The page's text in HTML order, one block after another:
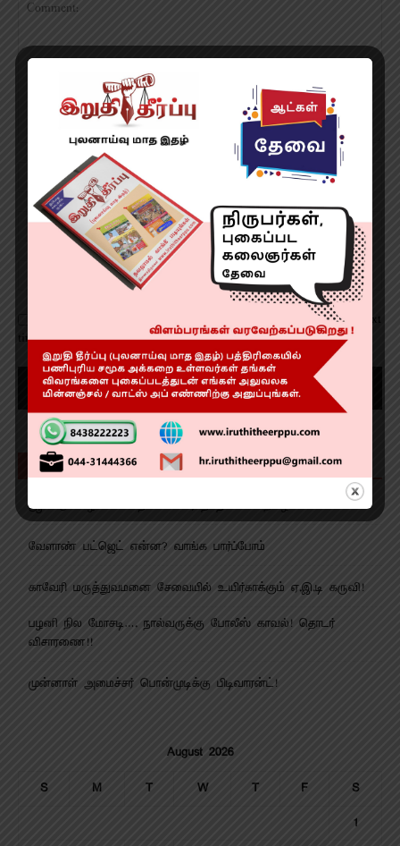
Save my name, email, and website in this browser for the next
time I comment.
Recent Posts
ஆண்டு விழாவில் சிறப்பான கராத்தே சாகச நிகழ்ச்சி!
வேளாண் பட்ஜெட் என்ன? வாங்க பார்ப்போம்
காவேரி மருத்துவமனை சேவையில் உயிர்காக்கும் ஏ.இ.டி கருவி!
பழனி நில மோசடி…. நால்வருக்கு போலீஸ் காவல்! தொடர்
விசாரணை!!
முன்னாள் அமைச்சர் பொன்முடிக்கு பிடிவாரன்ட்!
August 2026
S M T W T F S
1